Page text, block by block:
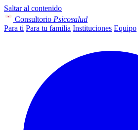
Saltar al contenido
Consultorio Psicosalud
Para ti Para tu familia Instituciones Equipo